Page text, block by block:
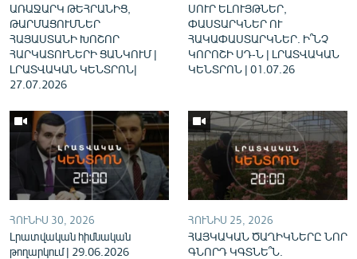
ԱՌԱՋԱՐԿ ԹԵՀՐԱՆԻՑ,
ԹԱՐՄԱՑՈՒՄՆԵՐ
ՀԱՅԱՍՏԱՆԻ ԽՈՇՈՐ
ՀԱՐԿԱՏՈՒՆԵՐԻ ՑԱՆԿՈՒՄ |
ԼՐԱՏՎԱԿԱՆ ԿԵՆՏՐՈՆ|
27.07.2026
ՍՈՒՐ ԵԼՈՒՅԹՆԵՐ,
ՓԱՍՏԱՐԿՆԵՐ ՈՒ
ՀԱԿԱՓԱՍՏԱՐԿՆԵՐ. Ի՞ՆՉ
ԿՈՐՈՇԻ ՍԴ-Ն | ԼՐԱՏՎԱԿԱՆ
ԿԵՆՏՐՈՆ | 01.07.26
ՀՈՒՆԻՍ 30, 2026
Լրատվական հիմնական
թողարկում | 29.06.2026
ՀՈՒՆԻՍ 25, 2026
ՀԱՅԿԱԿԱՆ ԾԱՂԻԿՆԵՐԸ ՆՈՐ
ԳՆՈՐԴ ԿԳՏՆԵ՞Ն.